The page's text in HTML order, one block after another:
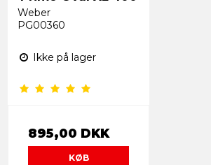
Weber
PG00360
Ikke på lager
895,00 DKK
KØB